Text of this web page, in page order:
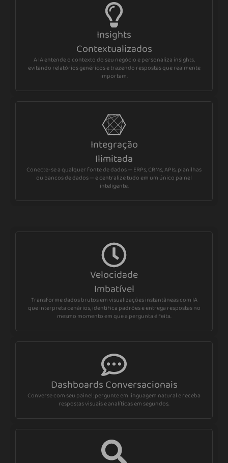
Insights
Contextualizados
A IA entende o contexto do seu negócio e personaliza insights,
evitando relatórios genéricos e trazendo respostas que realmente
importam.
Integração
Ilimitada
Conecte-se a qualquer fonte de dados — ERPs, CRMs, APIs, planilhas
ou bancos de dados — e centralize tudo em um único painel
inteligente.
Velocidade
Imbatível
Transforme dados brutos em visualizações instantâneas com IA
que interpreta cenários, identifica padrões e entrega respostas no
mesmo momento em que a pergunta é feita.
Dashboards Conversacionais
Converse com seu painel: pergunte em linguagem natural e receba
respostas visuais e analíticas em segundos.